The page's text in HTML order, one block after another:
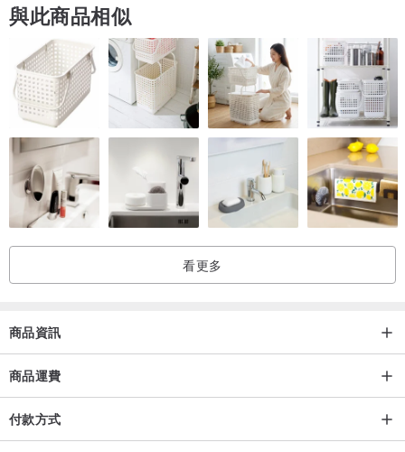
如你需要在筆記本上刻下任何文字，如你的名字、座右銘、愛情語錄
等等，都可以直接聯繫我們喔~~
請不要超過15 個字 (數字也可以喔)
****不好意思，我們目前沒有提供小寫或符號喔 (如： . / " & ^ , # @ )
但若你沒有聯絡我們，告知你想要的文字，我們將視同你無條件放
棄，所以你收到的商品會是沒有添加任何刻字服務喔~~
若你在星期一至星期五內完成付款，我們會以付款後1-2內將商品寄出
與此商品相似
看更多
商品資訊
商品運費
付款方式